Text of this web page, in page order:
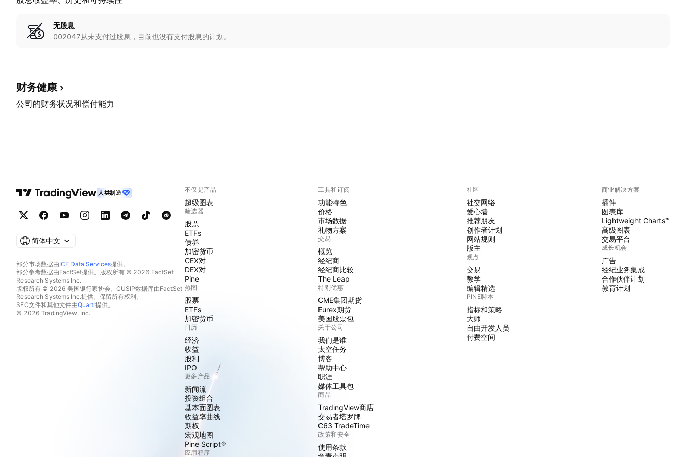
无股息
002047从未支付过股息，目前也没有支付股息的计划。
财务健康
公司的财务状况和偿付能力
人类制造
简体中文
部分市场数据由ICE Data Services提供。
部分参考数据由FactSet提供。版权所有 © 2026 FactSet
Research Systems Inc.
版权所有 © 2026 美国银行家协会。CUSIP数据库由FactSet
Research Systems Inc.提供。保留所有权利。
SEC文件和其他文件由Quartr提供。
© 2026 TradingView, Inc.
不仅是产品
超级图表
筛选器
股票
ETFs
债券
加密货币
CEX对
DEX对
Pine
热图
股票
ETFs
加密货币
日历
经济
收益
股利
IPO
更多产品
新闻流
投资组合
基本面图表
收益率曲线
期权
宏观地图
Pine Script®
应用程序
工具和订阅
功能特色
价格
市场数据
礼物方案
交易
概览
经纪商
经纪商比较
The Leap
特别优惠
CME集团期货
Eurex期货
美国股票包
关于公司
我们是谁
太空任务
博客
帮助中心
职涯
媒体工具包
商品
TradingView商店
交易者塔罗牌
C63 TradeTime
政策和安全
使用条款
社区
社交网络
爱心墙
推荐朋友
创作者计划
网站规则
版主
观点
交易
教学
编辑精选
PINE脚本
指标和策略
大师
自由开发人员
付费空间
商业解决方案
插件
图表库
Lightweight Charts™
高级图表
交易平台
成长机会
广告
经纪业务集成
合作伙伴计划
教育计划